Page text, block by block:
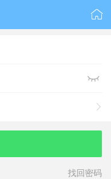



找回密码